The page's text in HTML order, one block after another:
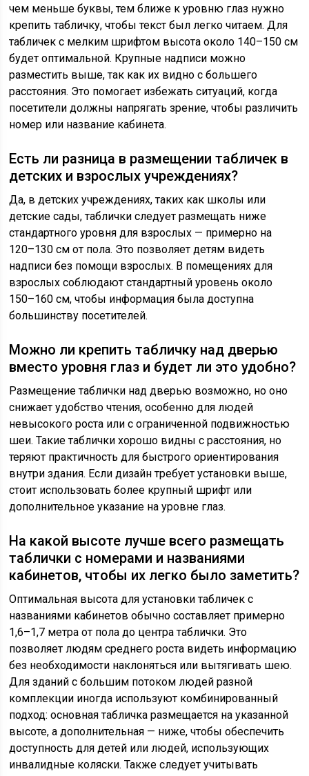
чем меньше буквы, тем ближе к уровню глаз нужно
крепить табличку, чтобы текст был легко читаем. Для
табличек с мелким шрифтом высота около 140–150 см
будет оптимальной. Крупные надписи можно
разместить выше, так как их видно с большего
расстояния. Это помогает избежать ситуаций, когда
посетители должны напрягать зрение, чтобы различить
номер или название кабинета.
Есть ли разница в размещении табличек в
детских и взрослых учреждениях?
Да, в детских учреждениях, таких как школы или
детские сады, таблички следует размещать ниже
стандартного уровня для взрослых — примерно на
120–130 см от пола. Это позволяет детям видеть
надписи без помощи взрослых. В помещениях для
взрослых соблюдают стандартный уровень около
150–160 см, чтобы информация была доступна
большинству посетителей.
Можно ли крепить табличку над дверью
вместо уровня глаз и будет ли это удобно?
Размещение таблички над дверью возможно, но оно
снижает удобство чтения, особенно для людей
невысокого роста или с ограниченной подвижностью
шеи. Такие таблички хорошо видны с расстояния, но
теряют практичность для быстрого ориентирования
внутри здания. Если дизайн требует установки выше,
стоит использовать более крупный шрифт или
дополнительное указание на уровне глаз.
На какой высоте лучше всего размещать
таблички с номерами и названиями
кабинетов, чтобы их легко было заметить?
Оптимальная высота для установки табличек с
названиями кабинетов обычно составляет примерно
1,6–1,7 метра от пола до центра таблички. Это
позволяет людям среднего роста видеть информацию
без необходимости наклоняться или вытягивать шею.
Для зданий с большим потоком людей разной
комплекции иногда используют комбинированный
подход: основная табличка размещается на указанной
высоте, а дополнительная — ниже, чтобы обеспечить
доступность для детей или людей, использующих
инвалидные коляски. Также следует учитывать